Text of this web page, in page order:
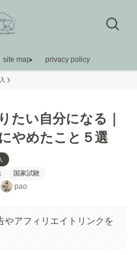
site map privacy policy
たい自分になる｜
やめたこと５選
国家試験
pao
やアフィリエイトリンクを